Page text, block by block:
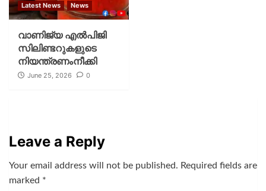
Latest News
News
വാണിജ്യ എൽപിജി
സിലിണ്ടറുകളുടെ
നിയന്ത്രണംനീക്കി
June 25, 2026 0
Leave a Reply
Your email address will not be published. Required fields are
marked *